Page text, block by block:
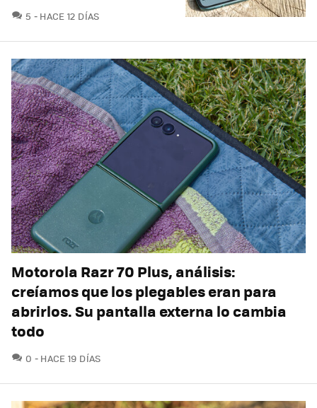
5 COMENTARIOS
HACE 12 DÍAS
Motorola Razr 70 Plus, análisis:
creíamos que los plegables eran para
abrirlos. Su pantalla externa lo cambia
todo
0 COMENTARIOS
HACE 19 DÍAS